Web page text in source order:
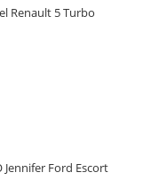
Renault 5 Turbo
Jennifer Ford Escort